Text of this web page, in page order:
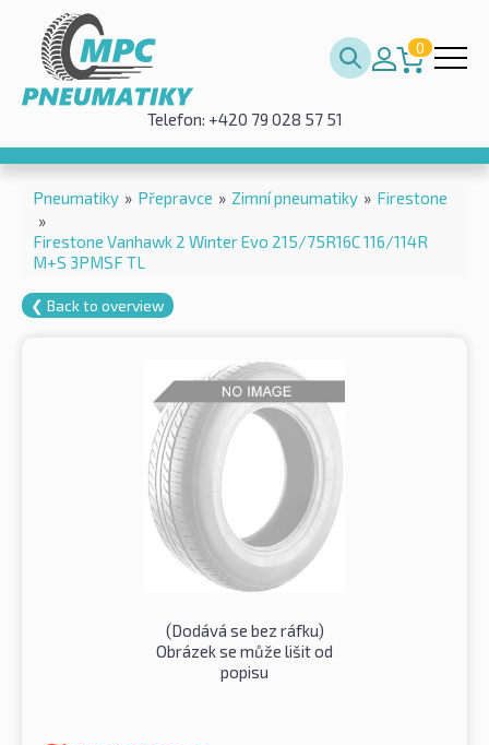
0
Telefon: +420 79 028 57 51
Pneumatiky » Přepravce » Zimní pneumatiky » Firestone
»
Firestone Vanhawk 2 Winter Evo 215/75R16C 116/114R
M+S 3PMSF TL
❮ Back to overview
(Dodává se bez ráfku)
Obrázek se může lišit od
popisu